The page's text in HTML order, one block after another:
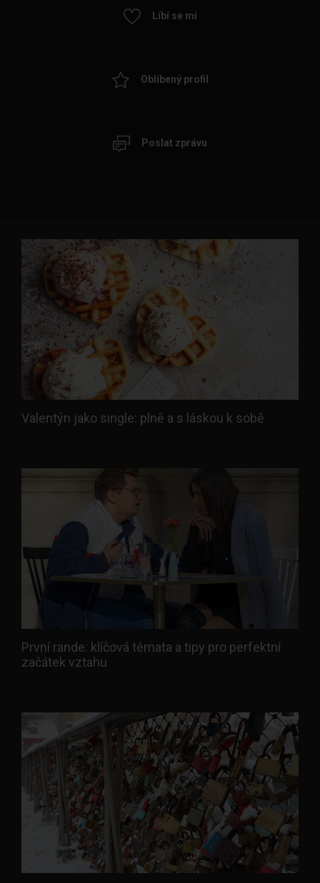
Líbí se mi
Oblíbený profil
Poslat zprávu
Valentýn jako single: plně a s láskou k sobě
První rande: klíčová témata a tipy pro perfektní
začátek vztahu